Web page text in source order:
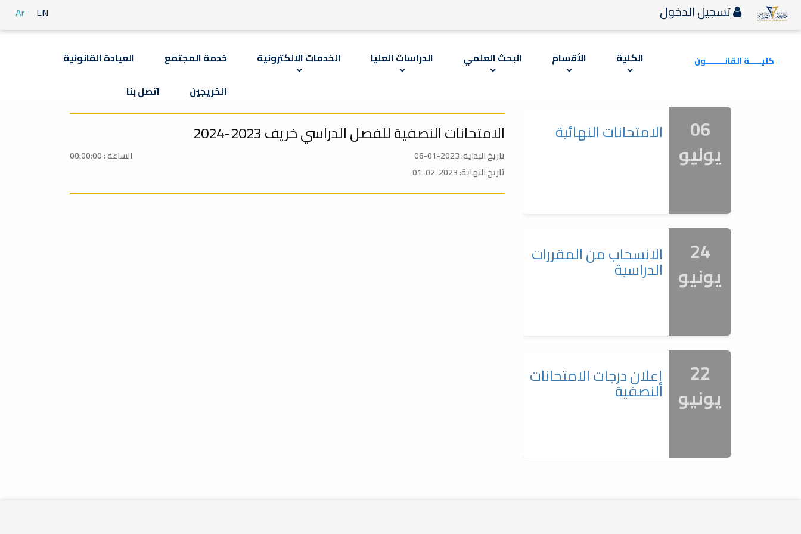
Ar EN تسجيل الدخول
الكلية الأقسام البحث العلمي الدراسات العليا الخدمات الالكترونية خدمة المجتمع
العيادة القانونية
الخريجين
اتصل بنا
كليـــــة القانــــــــون
06
يوليو
الامتحانات النهائية
24
يونيو
الانسحاب من المقررات
الدراسية
22
يونيو
إعلان درجات الامتحانات
النصفية
الامتحانات النصفية للفصل الدراسي خريف 2023-2024
تاريخ البداية: 2023-01-06
تاريخ النهاية: 2023-02-01
الساعة : 00:00:00